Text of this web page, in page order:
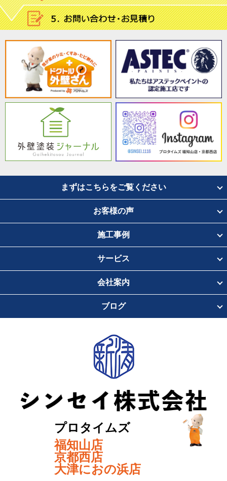
まずはこちらをご覧ください
お客様の声
施工事例
サービス
会社案内
ブログ
プロタイムズ
福知山店
京都西店
大津におの浜店